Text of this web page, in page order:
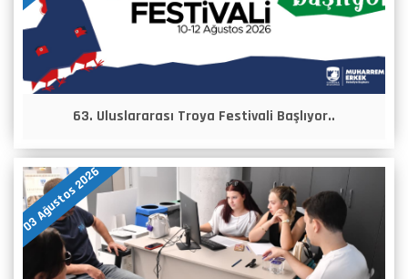
63. Uluslararası Troya Festivali Başlıyor..
03 Ağustos 2026